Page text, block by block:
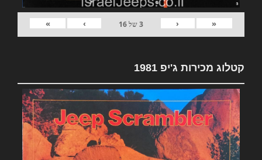
«
‹
3של16
›
»
קטלוג מכירות ג'יפ 1981